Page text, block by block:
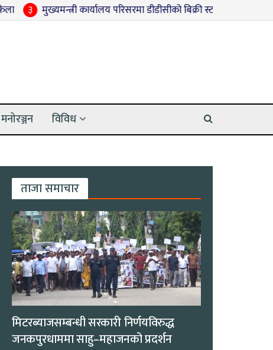
मुख्यमन्त्री कार्यालय परिसरमा डीडीसीको बिक्री स्टल राखिँदै
मनोरञ्जन विविध
ताजा समाचार
मिटरब्याजसम्बन्धी सरकारी निर्णयविरुद्ध
जनकपुरधाममा साहु–महाजनको प्रदर्शन